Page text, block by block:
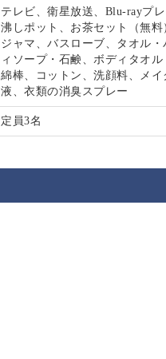
テレビ、衛星放送、Blu-rayプ
沸しポット、お茶セット（無
ジャマ、バスローブ、タオル
ィソープ・石鹸、ボディタオ
綿棒、コットン、洗顔料、メ
液、衣類の消臭スプレー
定員3名